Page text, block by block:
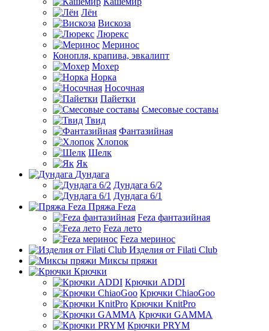
Лён
Вискоза
Люрекс
Меринос
Конопля, крапива, эвкалипт
Мохер
Норка
Носочная
Пайетки
Смесовые составы
Твид
Фантазийная
Хлопок
Шелк
Як
Дундага
Дундага 6/2
Дундага 6/1
Пряжа Feza
Feza фантазийная
Feza лето
Feza меринос
Изделия от Filati Club
Миксы пряжи
Крючки
Крючки ADDI
Крючки ChiaoGoo
Крючки KnitPro
Крючки GAMMA
Крючки PRYM